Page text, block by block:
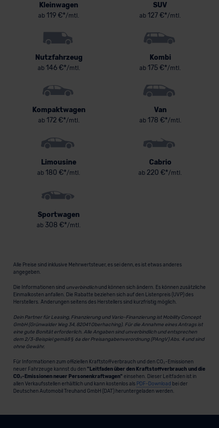
Kleinwagen
ab 119 €*/mtl.
SUV
ab 127 €*/mtl.
Nutzfahrzeug
ab146 €*/mtl.
Kombi
ab 175 €*/mtl.
Kompaktwagen
ab172 €*/mtl.
Van
ab178 €*/mtl.
Limousine
ab 180 €*/mtl.
Cabrio
ab 220 €*/mtl.
Sportwagen
ab 308 €*/mtl.
Alle Preise sind inklusive Mehrwertsteuer, es sei denn, es ist etwas anderes
angegeben.
Die Informationen sind unverbindlichund können sich ändern. Es können zusätzliche
Einmalkosten anfallen. Die Rabatte beziehen sich auf den Listenpreis (UVP) des
Herstellers. Änderungen seitens des Herstellers sind kurzfristig möglich.
Dein Partner für Leasing, Finanzierung und Vario-Finanzierung ist Mobility Concept
GmbH (Grünwalder Weg 34, 82041 Oberhaching). Für die Annahme eines Antrags ist
eine gute Bonität erforderlich. Alle Angaben sind unverbindlich und entsprechen
dem 2/3-Beispiel gemäß § 6a der Preisangabenverordnung (PAngV) Abs. 4 und sind
ohne Gewähr.
Für Informationen zum offiziellen Kraftstoffverbrauch und den CO₂-Emissionen
neuer Fahrzeuge kannst du den "Leitfaden über den Kraftstoffverbrauch und die
CO₂-Emissionen neuer Personenkraftwagen" einsehen. Dieser Leitfaden ist in
allen Verkaufsstellen erhältlich und kann kostenlos als PDF-Download bei der
Deutschen Automobil Treuhand GmbH (DAT) heruntergeladen werden.